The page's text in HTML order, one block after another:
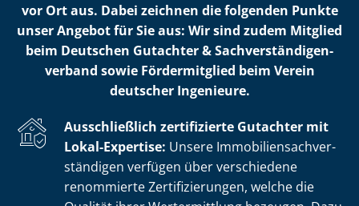
vor Ort aus. Dabei zeichnen die folgenden Punkte
unser Angebot für Sie aus: Wir sind zudem Mitglied
beim Deutschen Gutachter & Sach­ver­stän­di­gen­
ver­band sowie Fördermitglied beim Verein
deutscher Ingenieure.
Ausschließlich zertifizierte Gutachter mit
Lokal-Expertise: Unsere Im­mo­bi­li­en­sach­ver­
stän­di­gen verfügen über verschiedene
renommierte Zer­ti­fi­zie­run­gen, welche die